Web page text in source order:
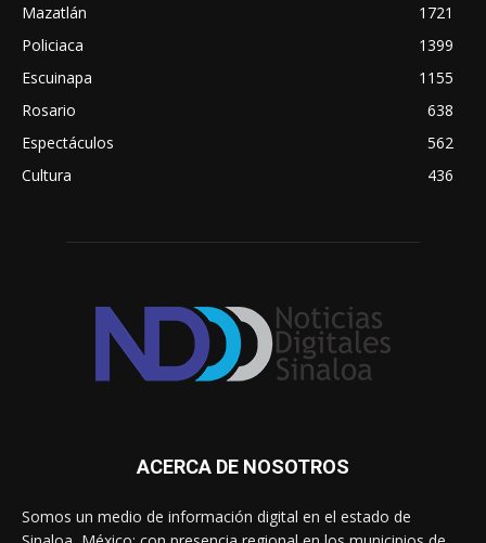
Mazatlán
1721
Policiaca
1399
Escuinapa
1155
Rosario
638
Espectáculos
562
Cultura
436
ACERCA DE NOSOTROS
Somos un medio de información digital en el estado de